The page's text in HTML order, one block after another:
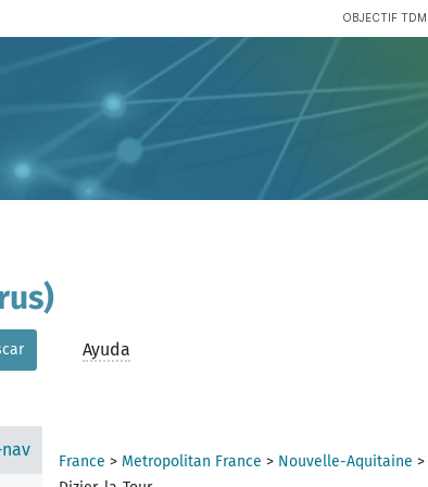
OBJECTIF TDM
Ayuda
France > Metropolitan France > Nouvelle-Aquitaine >